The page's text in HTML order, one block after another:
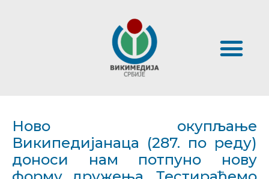
Ново окупљање
Википедијанаца (287. по реду)
доноси нам потпуно нову